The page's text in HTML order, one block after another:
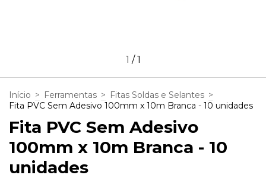
1 /1
Início > Ferramentas > Fitas Soldas e Selantes >
Fita PVC Sem Adesivo 100mm x 10m Branca - 10 unidades
Fita PVC Sem Adesivo
100mm x 10m Branca - 10
unidades